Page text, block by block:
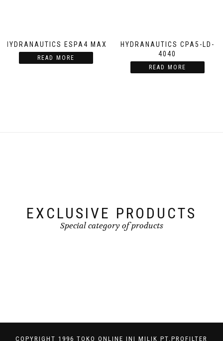
HYDRANAUTICS ESPA4 MAX
READ MORE
HYDRANAUTICS CPA5-LD-
4040
READ MORE
EXCLUSIVE PRODUCTS
Special category of products
COPYRIGHT 1996 TOKO ONLINE INI MILIK PT.PROFILTER